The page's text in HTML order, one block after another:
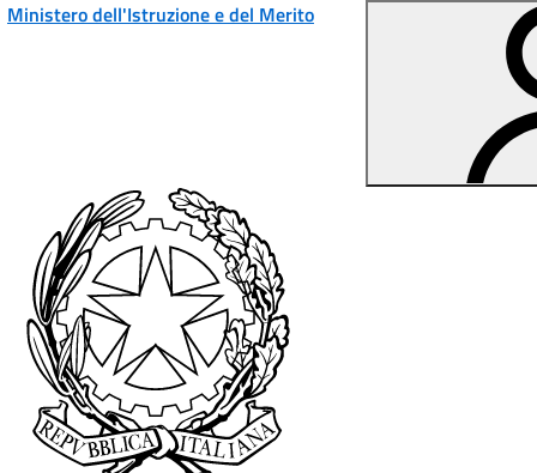
Vai ai contenuti
Vai al menu di navigazione
Vai al footer
Ministero dell'Istruzione e del Merito